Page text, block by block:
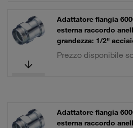
Adattatore flangia
esterna raccordo
grandezza: 1/2"
Prezzo disponibile
Adattatore flangia
esterna raccordo